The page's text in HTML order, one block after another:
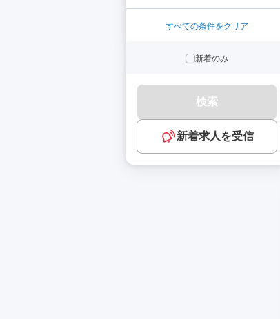
すべての条件をクリア
新着のみ
検索
新着求人を受信